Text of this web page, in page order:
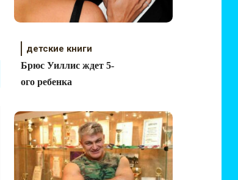
детские книги
Брюс Уиллис ждет 5-
ого ребенка